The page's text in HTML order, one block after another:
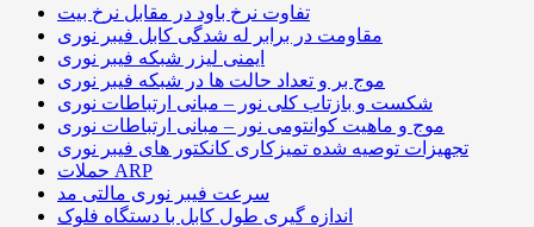
تفاوت نرخ باود در مقابل نرخ بیت
مقاومت در برابر له شدگی کابل فیبر نوری
ایمنی لیزر شبکه فیبر نوری
موج بر و تعداد حالت ها در شبکه فیبر نوری
شکست و بازتاب کلی نور – مبانی ارتباطات نوری
موج و ماهیت کوانتومی نور – مبانی ارتباطات نوری
تجهیزات توصیه شده تمیزکاری کانکتور های فیبر نوری
حملات ARP
سرعت فیبر نوری مالتی مد
اندازه گیری طول کابل با دستگاه فلوک